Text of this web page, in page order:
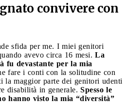
convivere con
sfida per me. I miei genitori
avevo circa 16 mesi. La
fu devastante per la mia
fare i conti con la solitudine con
la maggior parte dei genitori udenti
disabilità in generale. Spesso le
hanno visto la mia “diversità”